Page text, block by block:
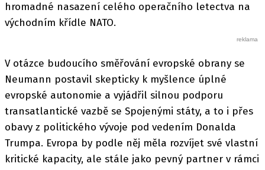
hromadné nasazení celého operačního letectva na
východním křídle NATO.
V otázce budoucího směřování evropské obrany se
Neumann postavil skepticky k myšlence úplné
evropské autonomie a vyjádřil silnou podporu
transatlantické vazbě se Spojenými státy, a to i přes
obavy z politického vývoje pod vedením Donalda
Trumpa. Evropa by podle něj měla rozvíjet své vlastní
kritické kapacity, ale stále jako pevný partner v rámci